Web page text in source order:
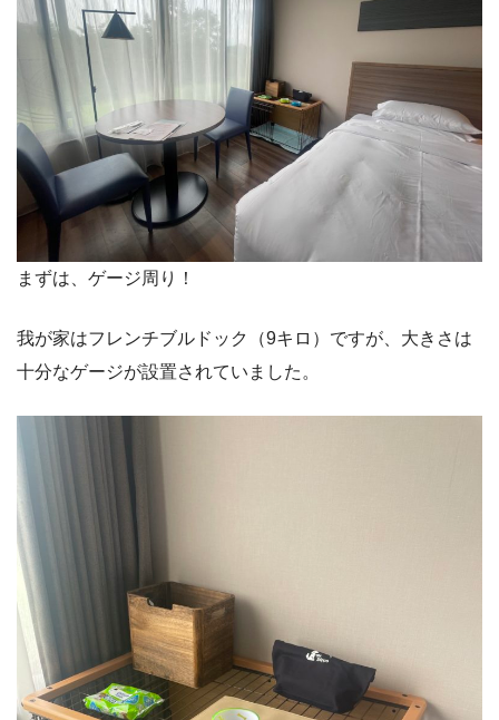
まずは、ゲージ周り！
我が家はフレンチブルドック（9キロ）ですが、大きさは
十分なゲージが設置されていました。